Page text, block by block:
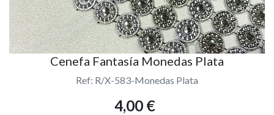
Cenefa Fantasía Monedas Plata
Ref: R/X-583-Monedas Plata
4,00 €